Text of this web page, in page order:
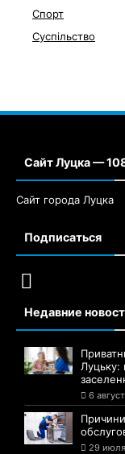
Спорт
Суспільство
Сайт Луцка —
Сайт города Луцка
Подписаться
Недавние
Луцьку:
6
29